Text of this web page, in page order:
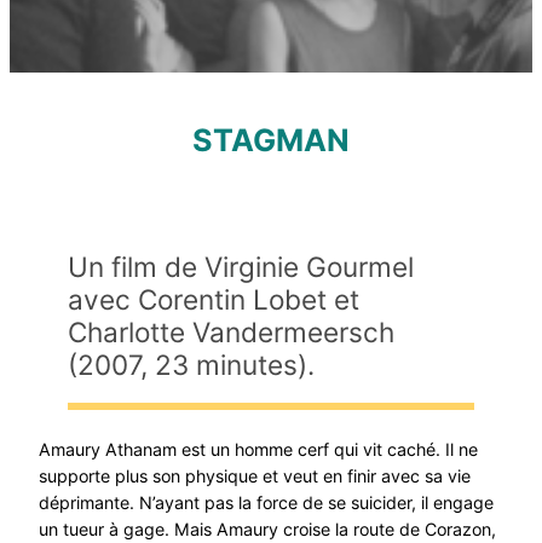
STAGMAN
Un film de Virginie Gourmel
avec Corentin Lobet et
Charlotte Vandermeersch
(2007, 23 minutes).
Amaury Athanam est un homme cerf qui vit caché. Il ne
supporte plus son physique et veut en finir avec sa vie
déprimante. N’ayant pas la force de se suicider, il engage
un tueur à gage. Mais Amaury croise la route de Corazon,